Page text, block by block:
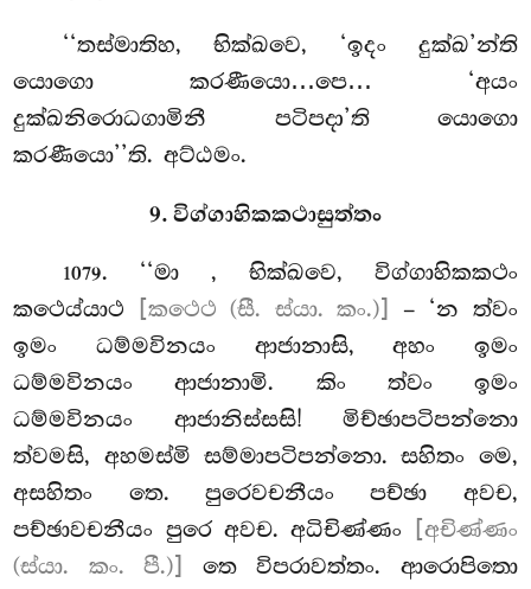
‘‘තස්මාතිහ, භික්ඛවෙ, ‘ඉදං දුක්ඛ’න්ති
යොගො කරණීයො…පෙ… ‘අයං
දුක්ඛනිරොධගාමිනී පටිපදා’ති යොගො
කරණීයො’’ති. අට්ඨමං.
9. විග්ගාහිකකථාසුත්තං
1079. ‘‘මා , භික්ඛවෙ, විග්ගාහිකකථං
කථෙය්යාථ
[කථෙථ (සී. ස්යා. කං.)]
– ‘න ත්වං
ඉමං ධම්මවිනයං ආජානාසි, අහං ඉමං
ධම්මවිනයං ආජානාමි. කිං ත්වං ඉමං
ධම්මවිනයං ආජානිස්සසි! මිච්ඡාපටිපන්නො
ත්වමසි, අහමස්මි සම්මාපටිපන්නො. සහිතං මෙ,
අසහිතං තෙ. පුරෙවචනීයං පච්ඡා අවච,
පච්ඡාවචනීයං පුරෙ අවච. අධිචිණ්ණං
[අචිණ්ණං
(ස්යා. කං. පී.)]
තෙ විපරාවත්තං. ආරොපිතො